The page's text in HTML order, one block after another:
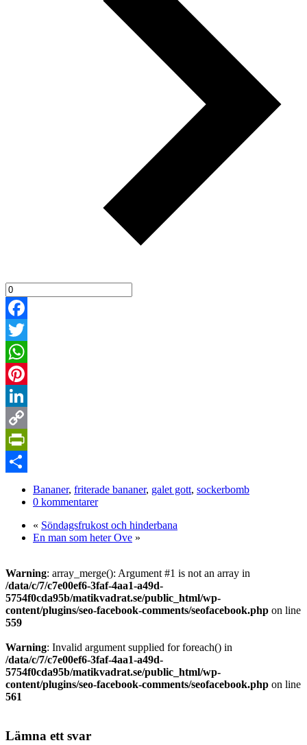
Facebook
Twitter
WhatsApp
Pinterest
LinkedIn
Copy
Link
PrintFriendly
Bananer, friterade bananer, galet gott, sockerbomb
0 kommentarer
« Söndagsfrukost och hinderbana
En man som heter Ove »
Warning: array_merge(): Argument #1 is not an array in
/data/c/7/c7e00ef6-3faf-4aa1-a49d-
5754f0cda95b/matikvadrat.se/public_html/wp-
content/plugins/seo-facebook-comments/seofacebook.php on line
559
Warning: Invalid argument supplied for foreach() in
/data/c/7/c7e00ef6-3faf-4aa1-a49d-
5754f0cda95b/matikvadrat.se/public_html/wp-
content/plugins/seo-facebook-comments/seofacebook.php on line
561
Lämna ett svar